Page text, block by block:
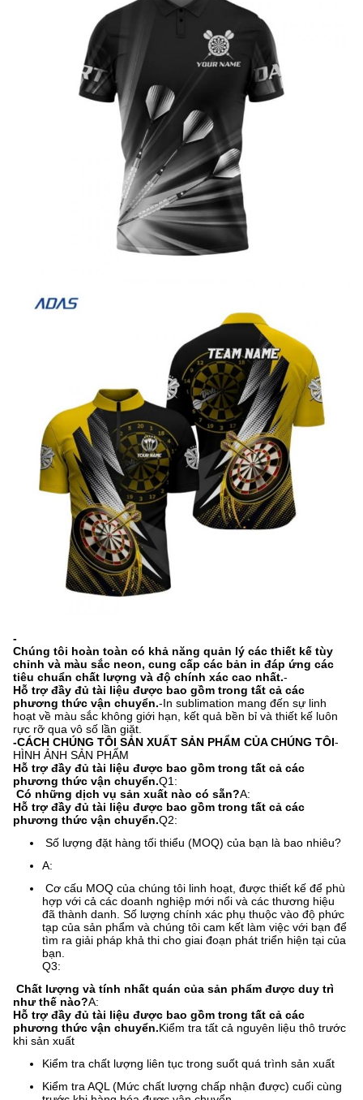
-
Chúng tôi hoàn toàn có khả năng quản lý các thiết kế tùy
chỉnh và màu sắc neon, cung cấp các bản in đáp ứng các
tiêu chuẩn chất lượng và độ chính xác cao nhất.-
Hỗ trợ đầy đủ tài liệu được bao gồm trong tất cả các
phương thức vận chuyển.-In sublimation mang đến sự linh
hoạt về màu sắc không giới hạn, kết quả bền bỉ và thiết kế luôn
rực rỡ qua vô số lần giặt.
-CÁCH CHÚNG TÔI SẢN XUẤT SẢN PHẨM CỦA CHÚNG TÔI-
HÌNH ẢNH SẢN PHẨM
Hỗ trợ đầy đủ tài liệu được bao gồm trong tất cả các
phương thức vận chuyển.Q1:
​ Có những dịch vụ sản xuất nào có sẵn?A:
Hỗ trợ đầy đủ tài liệu được bao gồm trong tất cả các
phương thức vận chuyển.Q2:
​ Số lượng đặt hàng tối thiểu (MOQ) của bạn là bao nhiêu?
A:
​ Cơ cấu MOQ của chúng tôi linh hoạt, được thiết kế để phù
hợp với cả các doanh nghiệp mới nổi và các thương hiệu
đã thành danh. Số lượng chính xác phụ thuộc vào độ phức
tạp của sản phẩm và chúng tôi cam kết làm việc với bạn để
tìm ra giải pháp khả thi cho giai đoạn phát triển hiện tại của
bạn.
Q3:
​ Chất lượng và tính nhất quán của sản phẩm được duy trì
như thế nào?A:
Hỗ trợ đầy đủ tài liệu được bao gồm trong tất cả các
phương thức vận chuyển.Kiểm tra tất cả nguyên liệu thô trước
khi sản xuất
Kiểm tra chất lượng liên tục trong suốt quá trình sản xuất
Kiểm tra AQL (Mức chất lượng chấp nhận được) cuối cùng